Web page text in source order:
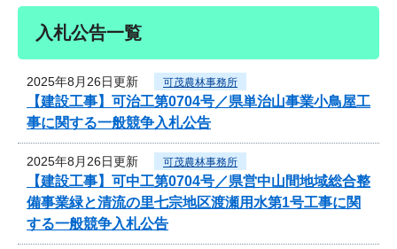
入札公告一覧
2025年8月26日更新 可茂農林事務所
【建設工事】可治工第0704号／県単治山事業小鳥屋工
事に関する一般競争入札公告
2025年8月26日更新 可茂農林事務所
【建設工事】可中工第0704号／県営中山間地域総合整
備事業緑と清流の里七宗地区渡瀬用水第1号工事に関
する一般競争入札公告